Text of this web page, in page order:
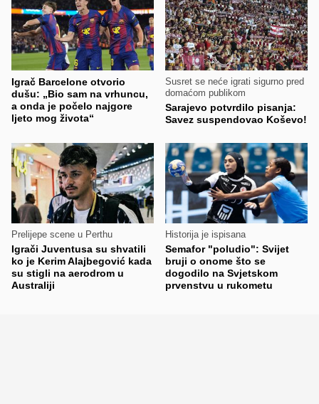
Igrač Barcelone otvorio
dušu: „Bio sam na vrhuncu,
a onda je počelo najgore
ljeto mog života“
Susret se neće igrati sigurno pred
domaćom publikom
Sarajevo potvrdilo pisanja:
Savez suspendovao Koševo!
Prelijepe scene u Perthu
Igrači Juventusa su shvatili
ko je Kerim Alajbegović kada
su stigli na aerodrom u
Australiji
Historija je ispisana
Semafor "poludio": Svijet
bruji o onome što se
dogodilo na Svjetskom
prvenstvu u rukometu